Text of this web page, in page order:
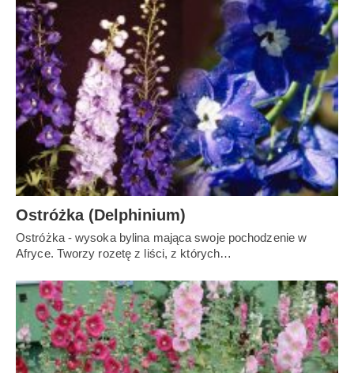
Ostróżka (Delphinium)
Ostróżka - wysoka bylina mająca swoje pochodzenie w
Afryce. Tworzy rozetę z liści, z których…